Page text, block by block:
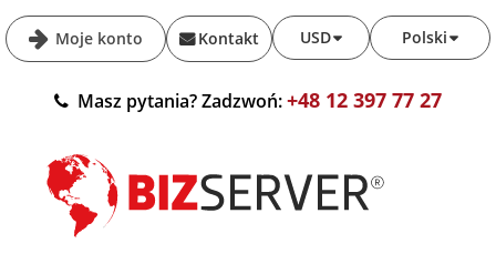
Moje konto Polski
USD
Kontakt
Masz pytania? Zadzwoń:+48 12 397 77 27